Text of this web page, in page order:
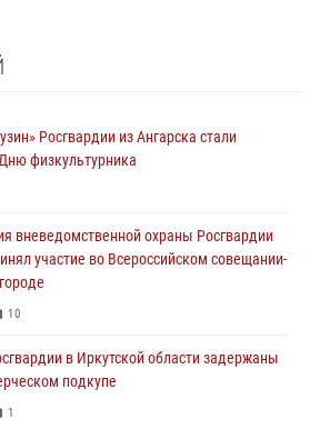
Росгвардии из Ангарска стали
физкультурника
вневедомственной охраны Росгвардии
участие во Всероссийском совещании-
10
в Иркутской области задержаны
подкупе
1